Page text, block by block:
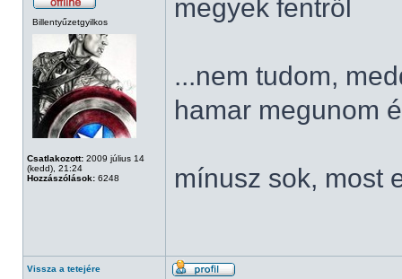
Billentyűzetgyilkos
Csatlakozott: 2009 július 14
(kedd), 21:24
Hozzászólások: 6248
megyek fentről
...nem tudom,
hamar megunom
mínusz sok, most
Vissza a tetejére